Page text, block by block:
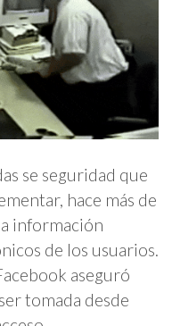
se seguridad que
hace más de
información
de los usuarios.
aseguró
tomada desde